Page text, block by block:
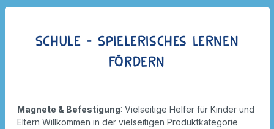
Schule - Spielerisches Lernen
fördern
Magnete & Befestigung: Vielseitige Helfer für Kinder und
Eltern Willkommen in der vielseitigen Produktkategorie